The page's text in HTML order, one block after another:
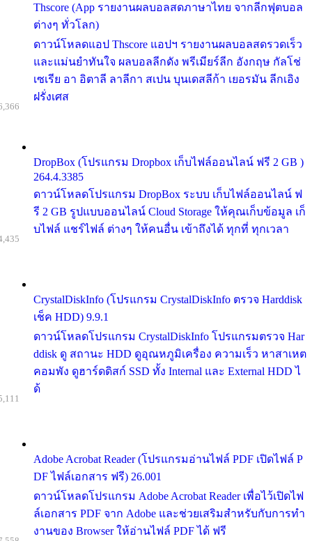
Thscore (App รายงานผลบอลสดภาษาไทย จากลีกฟุตบอล
ต่างๆ ทั่วโลก)
ดาวน์โหลดแอป Thscore แอปฯ รายงานผลบอลสดรวดเร็ว
และแม่นยำทันใจ ผลบอลลีกดัง พรีเมียร์ลีก อังกฤษ กัลโช่
เซเรีย อา อิตาลี ลาลีกา สเปน บุนเดสลีก้า เยอรมัน ลีกเอิง
ฝรั่งเศส
DropBox (โปรแกรม Dropbox เก็บไฟล์ออนไลน์ ฟรี 2 GB )
264.4.3385
ดาวน์โหลดโปรแกรม DropBox ระบบ เก็บไฟล์ออนไลน์ ฟ
รี 2 GB รูปแบบออนไลน์ Cloud Storage ให้คุณเก็บข้อมูล เก็
บไฟล์ แชร์ไฟล์ ต่างๆ ให้คนอื่น เข้าถึงได้ ทุกที่ ทุกเวลา
CrystalDiskInfo (โปรแกรม CrystalDiskInfo ตรวจ Harddisk
เช็ค HDD) 9.9.1
ดาวน์โหลดโปรแกรม CrystalDiskInfo โปรแกรมตรวจ Har
ddisk ดู สถานะ HDD ดูอุณหภูมิเครื่อง ความเร็ว หาสาเหต
คอมพัง ดูฮาร์ดดิสก์ SSD ทั้ง Internal และ External HDD ไ
ด้
Adobe Acrobat Reader (โปรแกรมอ่านไฟล์ PDF เปิดไฟล์ P
DF ไฟล์เอกสาร ฟรี) 26.001
ดาวน์โหลดโปรแกรม Adobe Acrobat Reader เพื่อไว้เปิดไฟ
ล์เอกสาร PDF จาก Adobe และช่วยเสริมสำหรับกับการทำ
งานของ Browser ให้อ่านไฟล์ PDF ได้ ฟรี